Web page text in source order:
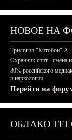
НОВОЕ НА
Трилогия "Китобои" А.
Охранник спит - смена
80% российского
и наркологии.
Перейти на
ОБЛАКО